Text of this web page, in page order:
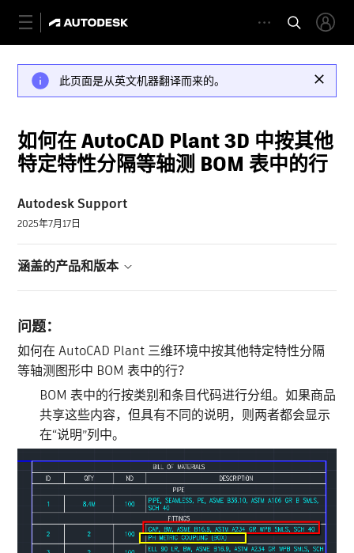
此页面是从英文机器翻译而来的。
如何在 AutoCAD Plant 3D 中按其他
特定特性分隔等轴测 BOM 表中的行
Autodesk Support
2025年7月17日
涵盖的产品和版本
问题：
如何在 AutoCAD Plant 三维环境中按其他特定特性分隔
等轴测图形中 BOM 表中的行？
BOM 表中的行按类别和条目代码进行分组。如果商品
共享这些内容，但具有不同的说明，则两者都会显示
在“说明”列中。